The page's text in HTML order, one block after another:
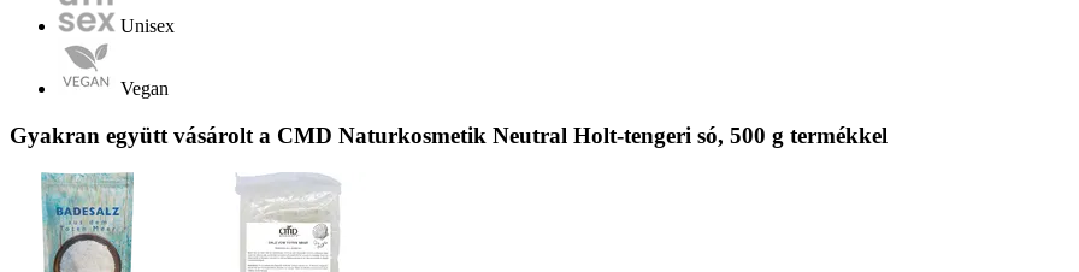
Unisex
Vegan
Gyakran együtt vásárolt a CMD Naturkosmetik Neutral Holt-tengeri só, 500 g termékkel